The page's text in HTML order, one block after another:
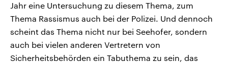
Jahr eine Untersuchung zu diesem Thema, zum
Thema Rassismus auch bei der Polizei. Und dennoch
scheint das Thema nicht nur bei Seehofer, sondern
auch bei vielen anderen Vertretern von
Sicherheitsbehörden ein Tabuthema zu sein, das